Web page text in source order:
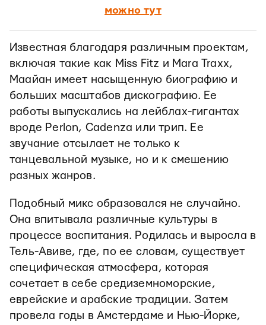
можно тут
Известная благодаря различным проектам,
включая такие как Miss Fitz и Mara Traxx,
Маайан имеет насыщенную биографию и
больших масштабов дискографию. Ее
работы выпускались на лейблах-гигантах
вроде Perlon, Cadenza или трип. Ее
звучание отсылает не только к
танцевальной музыке, но и к смешению
разных жанров.
Подобный микс образовался не случайно.
Она впитывала различные культуры в
процессе воспитания. Родилась и выросла в
Тель-Авиве, где, по ее словам, существует
специфическая атмосфера, которая
сочетает в себе средиземноморские,
еврейские и арабские традиции. Затем
провела годы в Амстердаме и Нью-Йорке,